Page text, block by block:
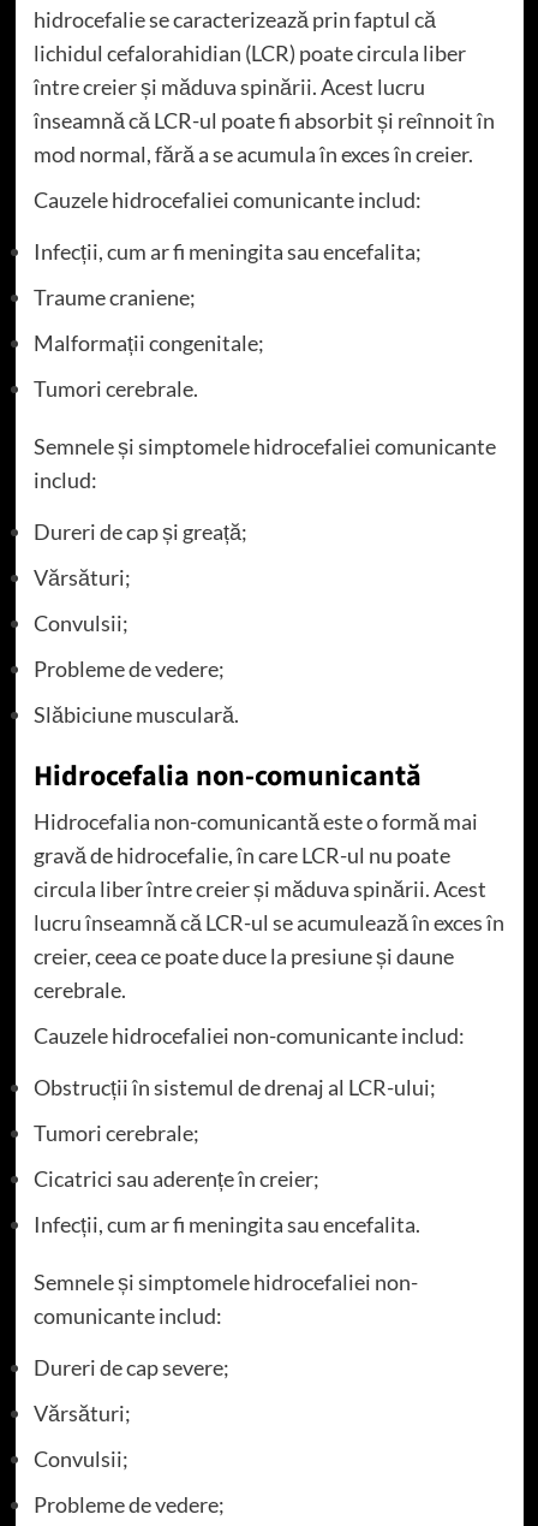
hidrocefalie se caracterizează prin faptul că
lichidul cefalorahidian (LCR) poate circula liber
între creier și măduva spinării. Acest lucru
înseamnă că LCR-ul poate fi absorbit și reînnoit în
mod normal, fără a se acumula în exces în creier.
Cauzele hidrocefaliei comunicante includ:
Infecții, cum ar fi meningita sau encefalita;
Traume craniene;
Malformații congenitale;
Tumori cerebrale.
Semnele și simptomele hidrocefaliei comunicante
includ:
Dureri de cap și greață;
Vărsături;
Convulsii;
Probleme de vedere;
Slăbiciune musculară.
Hidrocefalia non-comunicantă
Hidrocefalia non-comunicantă este o formă mai
gravă de hidrocefalie, în care LCR-ul nu poate
circula liber între creier și măduva spinării. Acest
lucru înseamnă că LCR-ul se acumulează în exces în
creier, ceea ce poate duce la presiune și daune
cerebrale.
Cauzele hidrocefaliei non-comunicante includ:
Obstrucții în sistemul de drenaj al LCR-ului;
Tumori cerebrale;
Cicatrici sau aderențe în creier;
Infecții, cum ar fi meningita sau encefalita.
Semnele și simptomele hidrocefaliei non-
comunicante includ:
Dureri de cap severe;
Vărsături;
Convulsii;
Probleme de vedere;